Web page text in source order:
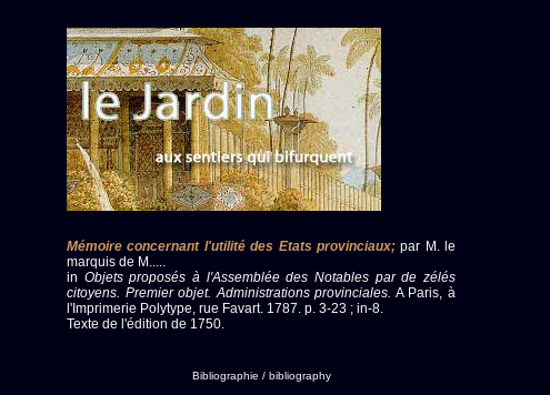
Mémoire concernant l'utilité des Etats provinciaux;par M. le
marquis de M.....
in Objets proposés à l'Assemblée des Notables par de zélés
citoyens. Premier objet. Administrations provinciales. A Paris, à
l'Imprimerie Polytype, rue Favart. 1787. p. 3-23 ; in-8.
Texte de l'édition de 1750.
Bibliographie / bibliography